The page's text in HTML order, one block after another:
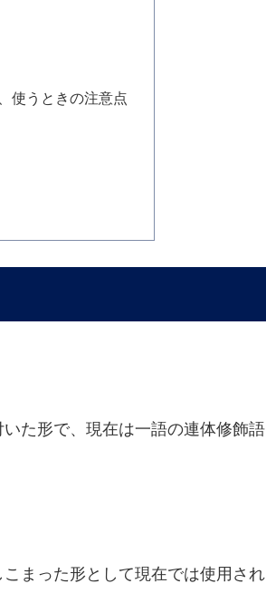
使うときの注意点
いた形で、現在は一語の連体修飾語
こまった形として現在では使用され